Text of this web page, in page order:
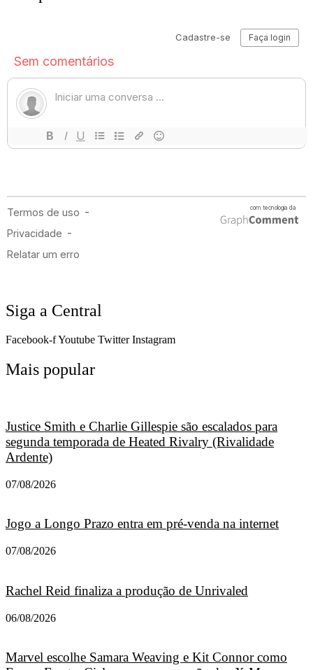
Siga a Central
Facebook-fYoutube Twitter Instagram
Mais popular
Justice Smith e Charlie Gillespie são escalados para
segunda temporada de Heated Rivalry (Rivalidade
Ardente)
07/08/2026
Jogo a Longo Prazo entra em pré-venda na internet
07/08/2026
Rachel Reid finaliza a produção de Unrivaled
06/08/2026
Marvel escolhe Samara Weaving e Kit Connor como